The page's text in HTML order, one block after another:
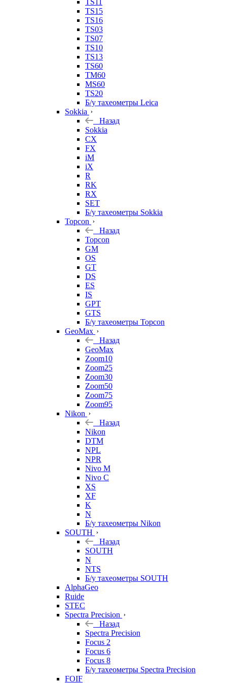
TS11
TS15
TS16
TS03
TS07
TS10
TS13
TS60
TM60
MS60
TS20
Б/у тахеометры Leica
Sokkia
Назад
Sokkia
CX
FX
iM
iX
R
RK
RX
SET
Б/у тахеометры Sokkia
Topcon
Назад
Topcon
GM
OS
GT
DS
ES
IS
GPT
GTS
Б/у тахеометры Topcon
GeoMax
Назад
GeoMax
Zoom10
Zoom25
Zoom30
Zoom50
Zoom75
Zoom95
Nikon
Назад
Nikon
DTM
NPL
NPR
Nivo M
Nivo C
XS
XF
K
N
Б/у тахеометры Nikon
SOUTH
Назад
SOUTH
N
NTS
Б/у тахеометры SOUTH
AlphaGeo
Ruide
STEC
Spectra Precision
Назад
Spectra Precision
Focus 2
Focus 6
Focus 8
Б/у тахеометры Spectra Precision
FOIF